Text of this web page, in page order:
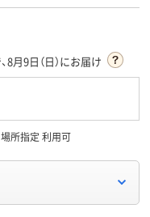
8月9日（日）にお届け
所指定 利用可